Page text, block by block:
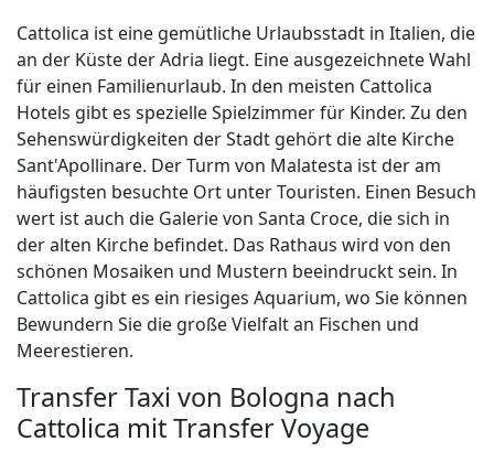
Cattolica ist eine gemütliche Urlaubsstadt in Italien, die
an der Küste der Adria liegt. Eine ausgezeichnete Wahl
für einen Familienurlaub. In den meisten Cattolica
Hotels gibt es spezielle Spielzimmer für Kinder. Zu den
Sehenswürdigkeiten der Stadt gehört die alte Kirche
Sant'Apollinare. Der Turm von Malatesta ist der am
häufigsten besuchte Ort unter Touristen. Einen Besuch
wert ist auch die Galerie von Santa Croce, die sich in
der alten Kirche befindet. Das Rathaus wird von den
schönen Mosaiken und Mustern beeindruckt sein. In
Cattolica gibt es ein riesiges Aquarium, wo Sie können
Bewundern Sie die große Vielfalt an Fischen und
Meerestieren.
Transfer Taxi von Bologna nach
Cattolica mit Transfer Voyage